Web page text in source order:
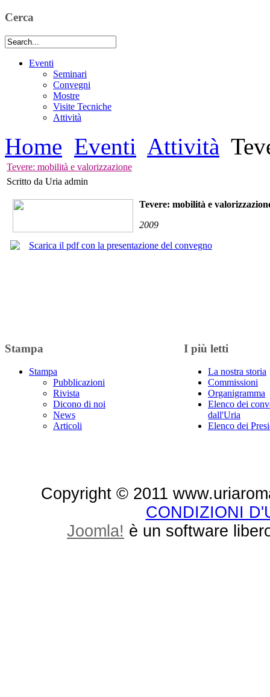
Cerca
Eventi
Seminari
Convegni
Mostre
Visite Tecniche
Attività
Home Eventi Attività
Tevere: mobilità e valorizzazione
Scritto da Uria admin
Tevere: mobilità e
2009
Scarica il pdf con la presentazione del convegno
Stampa
Stampa
Pubblicazioni
Rivista
Dicono di noi
News
Articoli
I più letti
La nostra storia
Commissioni
Organigramma
Elenco dei
dall'Uria
Elenco dei
Copyright © 2011
CONDIZIONI
Joomla! è un software